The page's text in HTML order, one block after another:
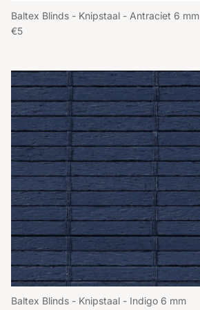
Baltex Blinds - Knipstaal - Antraciet 6 mm
Reguliere prijs
€5
Baltex Blinds - Knipstaal - Indigo 6 mm